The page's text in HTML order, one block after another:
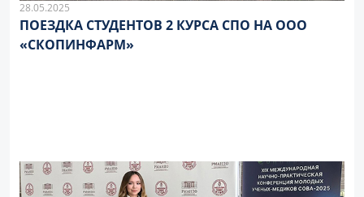
28.05.2025
ПОЕЗДКА СТУДЕНТОВ 2 КУРСА СПО НА ООО
«СКОПИНФАРМ»